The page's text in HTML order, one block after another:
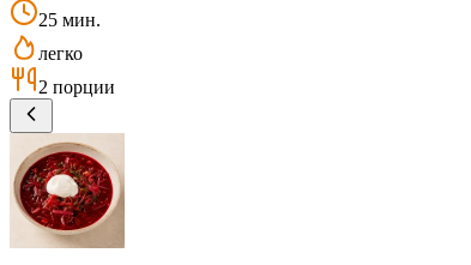
25 мин.
легко
2 порции